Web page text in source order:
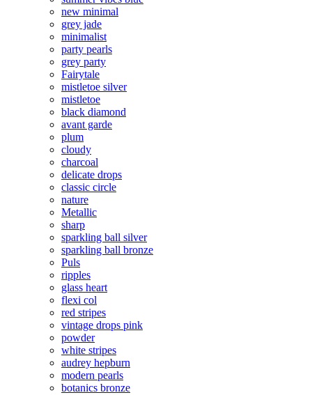
new minimal
grey jade
minimalist
party pearls
grey party
Fairytale
mistletoe silver
mistletoe
black diamond
avant garde
plum
cloudy
charcoal
delicate drops
classic circle
nature
Metallic
sharp
sparkling ball silver
sparkling ball bronze
Puls
ripples
glass heart
flexi col
red stripes
vintage drops pink
powder
white stripes
audrey hepburn
modern pearls
botanics bronze